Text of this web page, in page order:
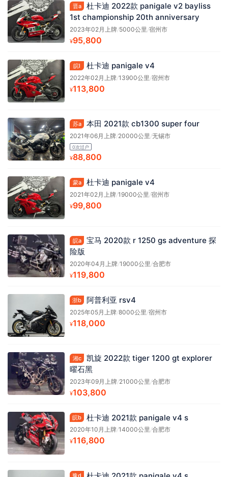
晋a
杜卡迪 2022款 panigale v2 bayliss
1st championship 20th anniversary
2023年02月上牌/5000公里 /宿州市
¥95,800
皖l 杜卡迪 panigale v4
2022年02月上牌/13900公里 /宿州市
¥113,800
苏a 本田 2021款 cb1300 super four
2021年06月上牌/20000公里 /无锡市
0次过户
¥88,800
蒙a 杜卡迪 panigale v4
2021年02月上牌/19000公里 /宿州市
¥99,800
皖a
宝马 2020款 r 1250 gs adventure 探
险版
2020年04月上牌/19000公里 /合肥市
¥119,800
浙b 阿普利亚 rsv4
2025年05月上牌/8000公里 /宿州市
¥118,000
湘c
凯旋 2022款 tiger 1200 gt explorer
曜石黑
2023年09月上牌/21000公里 /合肥市
¥103,800
皖b 杜卡迪 2021款 panigale v4 s
2020年10月上牌/14000公里/合肥市
¥116,800